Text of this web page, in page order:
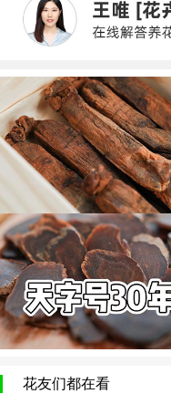
花友们都在看